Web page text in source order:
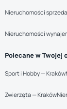
Nieruchomości
Nieruchomości
Polecane w Twojej
Sport i Hobby — Kraków
Zwierzęta — Kraków